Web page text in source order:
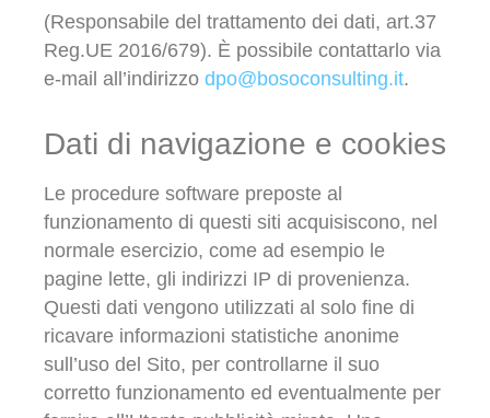
(Responsabile del trattamento dei dati, art.37
Reg.UE 2016/679). È possibile contattarlo via
e-mail all’indirizzo dpo@bosoconsulting.it.
Dati di navigazione e cookies
Le procedure software preposte al
funzionamento di questi siti acquisiscono, nel
normale esercizio, come ad esempio le
pagine lette, gli indirizzi IP di provenienza.
Questi dati vengono utilizzati al solo fine di
ricavare informazioni statistiche anonime
sull’uso del Sito, per controllarne il suo
corretto funzionamento ed eventualmente per